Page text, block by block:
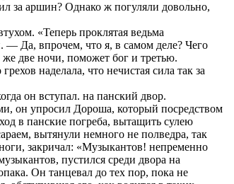
за аршин? Однако ж погуляли довольно,
«Теперь проклятая ведьма
Да, впрочем, что я, в самом деле? Чего
же две ночи, поможет бог и третью.
наделала, что нечистая сила так за
он вступал. на панский двор.
он упросил Дороша, который посредством
в панские погреба, вытащить сулею
вытянули немного не полведра, так
закричал: «Музыкантов! непременно
пустился среди двора на
Он танцевал до тех пор, пока не